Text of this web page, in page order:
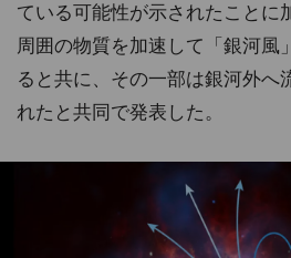
ている可能性が示されたことに
周囲の物質を加速して「銀河風
ると共に、その一部は銀河外へ
れたと共同で発表した。